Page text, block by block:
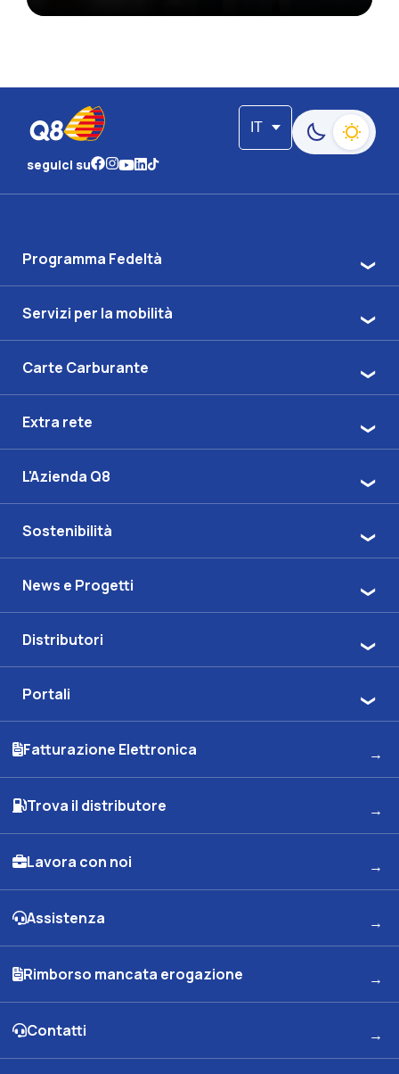
IT
Passa alla
seguici su
Programma Fedeltà
Servizi per la mobilità
Carte Carburante
Extra rete
L'Azienda Q8
Sostenibilità
News e Progetti
Distributori
Portali
Fatturazione Elettronica
Trova il distributore
Lavora con noi
Assistenza
Rimborso mancata erogazione
Contatti